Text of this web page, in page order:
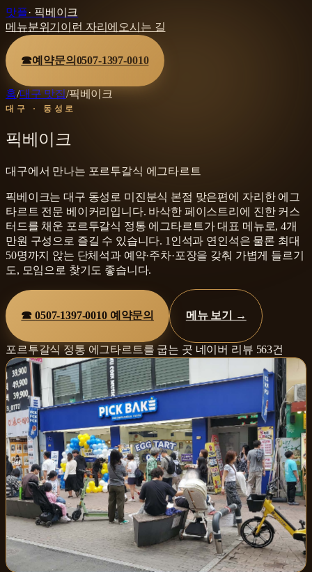
맛플· 픽베이크
메뉴분위기 이런 자리에 오시는 길
☎예약문의 0507-1397-0010
홈/대구 맛집/픽베이크
대구 · 동성로
픽베이크
대구에서 만나는 포르투갈식 에그타르트
픽베이크는 대구 동성로 미진분식 본점 맞은편에 자리한 에그
타르트 전문 베이커리입니다. 바삭한 페이스트리에 진한 커스
터드를 채운 포르투갈식 정통 에그타르트가 대표 메뉴로, 4개
만원 구성으로 즐길 수 있습니다. 1인석과 연인석은 물론 최대
50명까지 앉는 단체석과 예약·주차·포장을 갖춰 가볍게 들르기
도, 모임으로 찾기도 좋습니다.
☎0507-1397-0010예약문의 메뉴 보기 →
포르투갈식 정통 에그타르트를 굽는 곳 네이버 리뷰 563건